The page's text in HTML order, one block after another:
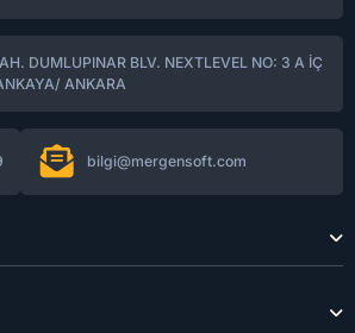
DUMLUPINAR BLV. NEXTLEVEL NO: 3 A İÇ
ANKARA
bilgi@mergensoft.com